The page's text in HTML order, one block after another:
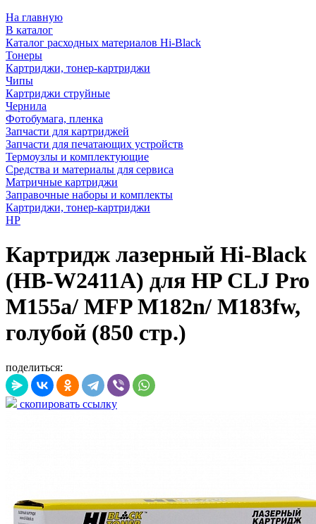
На главную
В каталог
Каталог расходных материалов Hi-Black
Тонеры
Картриджи, тонер-картриджи
Чипы
Картриджи струйные
Чернила
Фотобумага, пленка
Запчасти для картриджей
Запчасти для печатающих устройств
Термоузлы и комплектующие
Средства и материалы для сервиса
Матричные картриджи
Заправочные наборы и комплекты
Картриджи, тонер-картриджи
HP
Картридж лазерный Hi-Black
(HB-W2411A) для HP CLJ Pro
M155a/ MFP M182n/ M183fw,
голубой (850 стр.)
поделиться:
скопировать ссылку